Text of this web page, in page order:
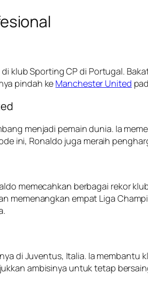
klub Sporting CP di Portugal.
pindah ke Manchester United
menjadi pemain dunia. Ia
ini, Ronaldo juga meraih
memecahkan berbagai rekor
memenangkan empat Liga
di Juventus, Italia. Ia
ambisinya untuk tetap